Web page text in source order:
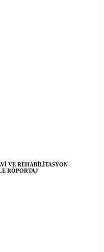
VE REHABİLİTASYON
RÖPORTAJ